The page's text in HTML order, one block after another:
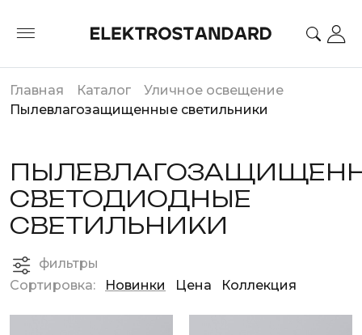
Главная Каталог
Уличное освещение
Пылевлагозащищенные светильники
СВЕТОДИОДНЫЕ
СВЕТИЛЬНИКИ
фильтры
Сортировка:
Новинки Цена Коллекция